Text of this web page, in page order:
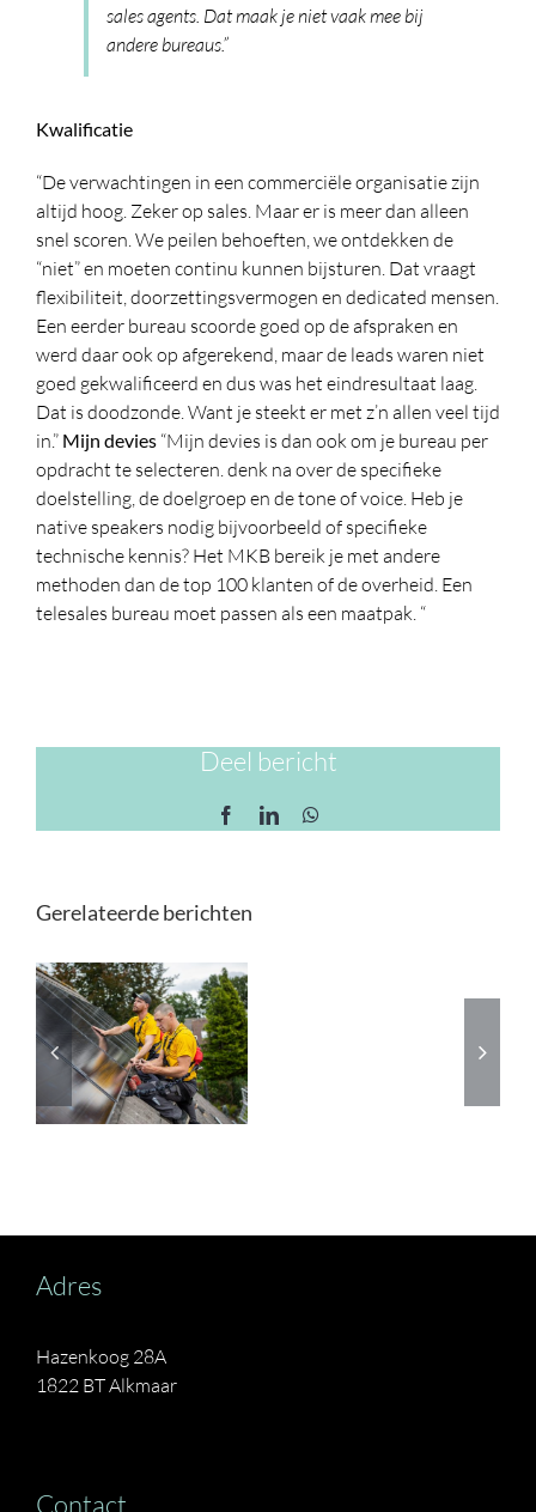
sales agents. Dat maak je niet vaak mee bij
andere bureaus.”
Kwalificatie
“De verwachtingen in een commerciële organisatie zijn
altijd hoog. Zeker op sales. Maar er is meer dan alleen
snel scoren. We peilen behoeften, we ontdekken de
“niet” en moeten continu kunnen bijsturen. Dat vraagt
flexibiliteit, doorzettingsvermogen en dedicated mensen.
Een eerder bureau scoorde goed op de afspraken en
werd daar ook op afgerekend, maar de leads waren niet
goed gekwalificeerd en dus was het eindresultaat laag.
Dat is doodzonde. Want je steekt er met z’n allen veel tijd
in.” Mijn devies “Mijn devies is dan ook om je bureau per
opdracht te selecteren. denk na over de specifieke
doelstelling, de doelgroep en de tone of voice. Heb je
native speakers nodig bijvoorbeeld of specifieke
technische kennis? Het MKB bereik je met andere
methoden dan de top 100 klanten of de overheid. Een
telesales bureau moet passen als een maatpak. “
Deel bericht
FacebookLinkedIn
Gerelateerde berichten
Adres
Hazenkoog 28A
1822 BT Alkmaar
Contact